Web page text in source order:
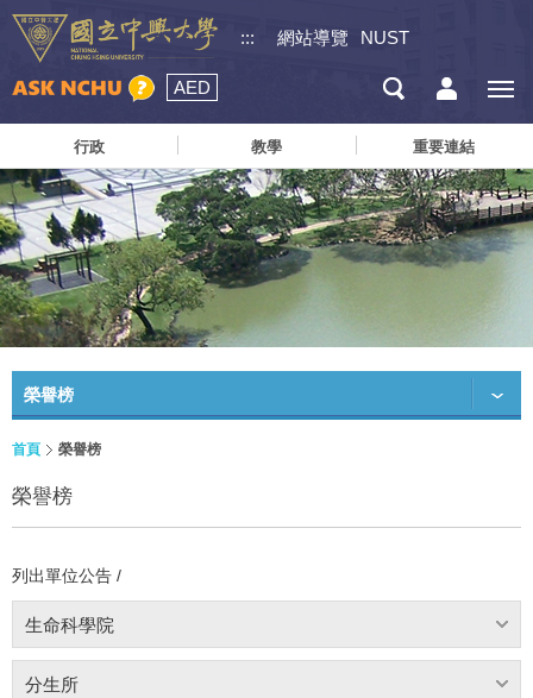
::: 網站導覽 NUST
AED
行政 教學 重要連結
榮譽榜
首頁 榮譽榜
榮譽榜
列出單位公告 /
生命科學院
分生所